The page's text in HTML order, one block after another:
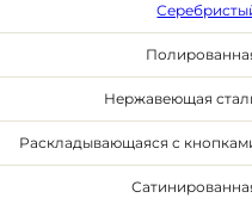
Нержавеющая
Раскладывающаяся с